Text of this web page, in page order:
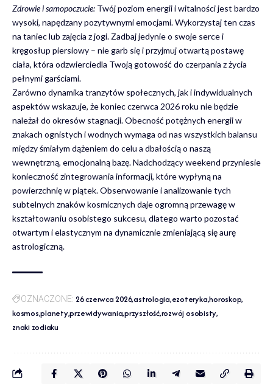
Zdrowie i samopoczucie: Twój poziom energii i witalności jest bardzo
wysoki, napędzany pozytywnymi emocjami. Wykorzystaj ten czas
na taniec lub zajęcia z jogi. Zadbaj jedynie o swoje serce i
kręgosłup piersiowy – nie garb się i przyjmuj otwartą postawę
ciała, która odzwierciedla Twoją gotowość do czerpania z życia
pełnymi garściami.
Zarówno dynamika tranzytów społecznych, jak i indywidualnych
aspektów wskazuje, że koniec czerwca 2026 roku nie będzie
należał do okresów stagnacji. Obecność potężnych energii w
znakach ognistych i wodnych wymaga od nas wszystkich balansu
między śmiałym dążeniem do celu a dbałością o naszą
wewnętrzną, emocjonalną bazę. Nadchodzący weekend przyniesie
konieczność zintegrowania informacji, które wypłyną na
powierzchnię w piątek. Obserwowanie i analizowanie tych
subtelnych znaków kosmicznych daje ogromną przewagę w
kształtowaniu osobistego sukcesu, dlatego warto pozostać
otwartym i elastycznym na dynamicznie zmieniającą się aurę
astrologiczną.
OZNACZONE: 26 czerwca 2026astrologia ezoterykahoroskop
kosmosplanetyprzewidywaniaprzyszłośćrozwój osobisty
znaki zodiaku